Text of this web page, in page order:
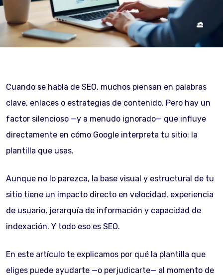
Cuando se habla de SEO, muchos piensan en palabras
clave, enlaces o estrategias de contenido. Pero hay un
factor silencioso —y a menudo ignorado— que influye
directamente en cómo Google interpreta tu sitio: la
plantilla que usas.
Aunque no lo parezca, la base visual y estructural de tu
sitio tiene un impacto directo en velocidad, experiencia
de usuario, jerarquía de información y capacidad de
indexación. Y todo eso es SEO.
En este artículo te explicamos por qué la plantilla que
eliges puede ayudarte —o perjudicarte— al momento de